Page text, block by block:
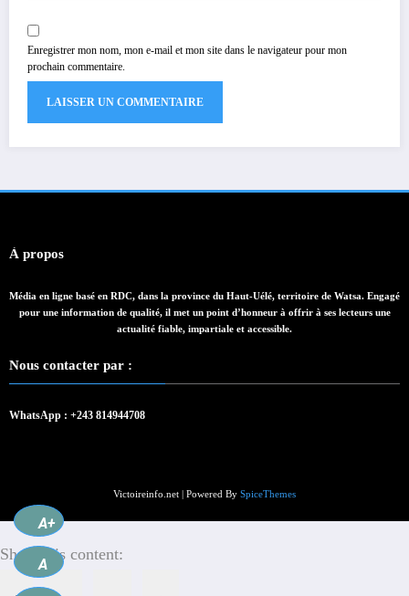
Enregistrer mon nom, mon e-mail et mon site dans le navigateur pour mon
prochain commentaire.
À propos
Média en ligne basé en RDC, dans la province du Haut-Uélé, territoire de Watsa. Engagé
pour une information de qualité, il met un point d’honneur à offrir à ses lecteurs une
actualité fiable, impartiale et accessible.
Nous contacter par :
WhatsApp : +243 814944708
Victoireinfo.net | Powered By SpiceThemes
A+
A
Share this content: